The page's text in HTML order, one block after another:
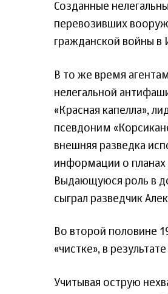
Созданные
перевозивших
гражданской войны в
В то же время
нелегальной
«Красная капелла»,
псевдоним
внешняя разведка
информации о планах
Выдающуюся роль в
сыграл разведчик
Во второй половине
«чистке», в
Учитывая острую